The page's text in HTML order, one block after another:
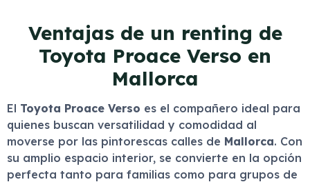
Ventajas de un renting de
Toyota Proace Verso en
Mallorca
El Toyota Proace Verso es el compañero ideal para
quienes buscan versatilidad y comodidad al
moverse por las pintorescas calles de Mallorca. Con
su amplio espacio interior, se convierte en la opción
perfecta tanto para familias como para grupos de